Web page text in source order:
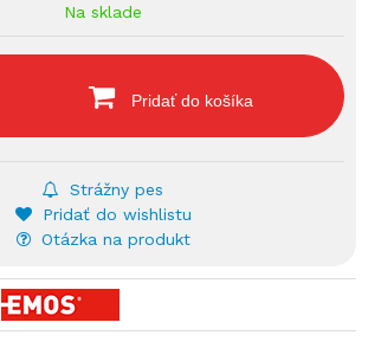
Na sklade
Pridať do košíka
Strážny pes
Pridať do wishlistu
Otázka na produkt